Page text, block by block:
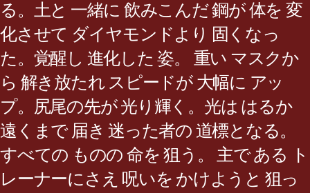
る。土と 一緒に 飲みこんだ 鋼が 体を 変
化させて ダイヤモンドより 固くなっ
た。覚醒し 進化した 姿。 重い マスクか
ら 解き放たれ スピードが 大幅に アッ
プ。尻尾の先が 光り輝く。光は はるか
遠くまで 届き 迷った者の 道標となる。
すべての ものの 命を 狙う。 主で ある ト
レーナーにさえ 呪いを かけようと 狙っ